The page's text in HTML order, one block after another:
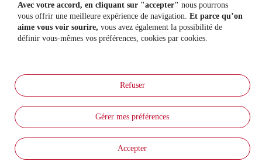
Assurance Sports Loisirs
Entreprises
Mutuelle Santé collective
Prévoyance Entreprise
Nous découvrir
Notre raison d'être
Notre gouvernance
Aide & Services
Foire Aux Questions
Nos partenariats régionaux
Le Groupe Malakoff Humanis
Essentiel Autonomie
Résiliation & Renonciation
Plan du siteMentions légalesDonnées personnellesRéclamationsAccessibilité
Avec votre accord, en cliquant sur "accepter" nous pourrons
vous offrir une meilleure expérience de navigation. Et parce qu’on
aime vous voir sourire, vous avez également la possibilité de
définir vous-mêmes vos préférences, cookies par cookies.
Refuser
Gérer mes préférences
Accepter